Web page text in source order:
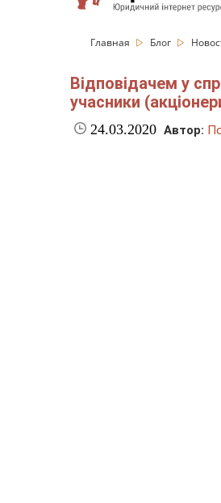
Главная Блог
Відповідачем у
учасники
24.03.2020 Автор: